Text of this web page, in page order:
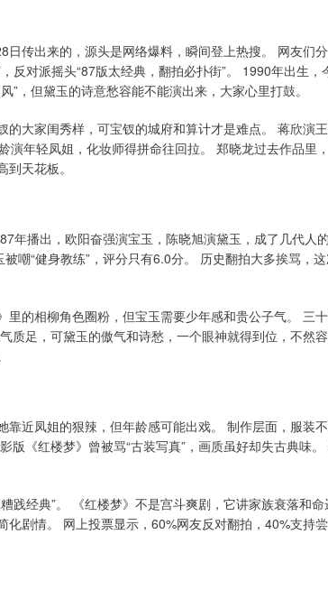
日传出来的，源头是网络爆料，瞬间登上热搜。 网友们
反对派摇头“87版太经典，翻拍必扑街”。 1990年出生
”，但黛玉的诗意愁容能不能演出来，大家心里打鼓。
的大家闺秀样，可宝钗的城府和算计才是难点。 蒋欣演
演年轻凤姐，化妆师得拼命往回拉。 郑晓龙过去作品里
天花板。
年播出，欧阳奋强演宝玉，陈晓旭演黛玉，成了几代人
被嘲“健身教练”，评分只有6.0分。 历史翻拍大多挨骂，
里的相柳角色圈粉，但宝玉需要少年感和贵公子气。 三
质足，可黛玉的傲气和诗愁，一个眼神就得到位，不
靠近凤姐的狠辣，但年龄感可能出戏。 制作层面，服装
版《红楼梦》曾被骂“古装写真”，画质虽好却失古典味
践经典”。 《红楼梦》不是宫斗爽剧，它讲家族衰落和
化剧情。 网上投票显示，60%网友反对翻拍，40%支持